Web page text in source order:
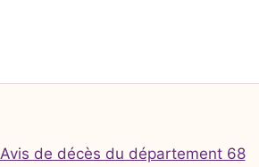
Avis de décès du département 68